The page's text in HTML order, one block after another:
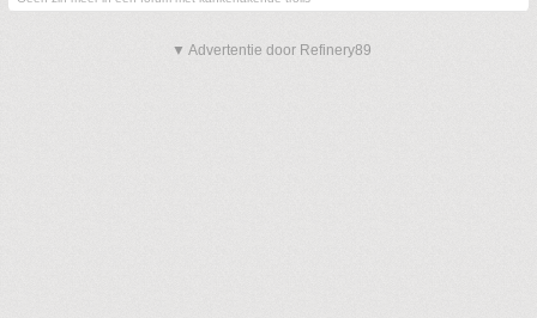
▼ Advertentie door Refinery89